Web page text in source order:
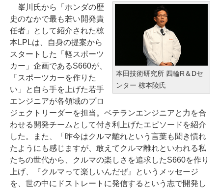
本田技術研究所 四輪R＆Dセ
ンター 椋本陵氏
峯川氏から「ホンダの歴
史のなかで最も若い開発責
任者」として紹介された椋
本LPLは、自身の提案から
スタートした「軽スポーツ
カー」企画であるS660が、
「スポーツカーを作りた
い」と自ら手を上げた若手
エンジニアが各領域のプロ
ジェクトリーダーを担当。ベテランエンジニアと力を合
わせる開発チームとして付き利上げたエピソードを紹介
した。また、「昨今はクルマ離れという言葉も聞き慣れ
たようにも感じますが、敢えてクルマ離れといわれる私
たちの世代から、クルマの楽しさを追求したS660を作り
上げ、『クルマって楽しいんだぜ』というメッセージ
を、世の中にドストレートに発信するという志で開発し